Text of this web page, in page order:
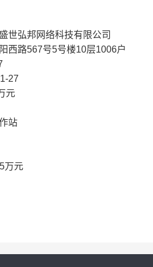
世弘邦网络科技有限公司
西路567号5号楼10层1006户
27
元
站
万元